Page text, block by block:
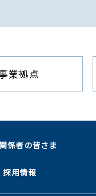
業拠点
係者の皆さま
採用情報